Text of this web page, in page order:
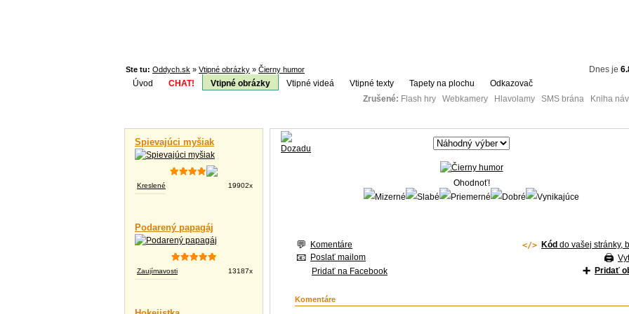
Ste tu: Oddych.sk » Vtipné obrázky » Čierny humor Dnes je
Úvod
CHAT! Vtipné obrázky Vtipné videá Vtipné texty Tapety na plochu
Odkazovač
Zrušené: Flash hry Webkamery Hlavolamy SMS brána Kniha
Spievajúci myšiak
Kreslené 19902x
Podarený papagáj
Zaujímavosti 13187x
Ohodnoť!
Komentáre
Poslať mailom
Pridať na Facebook
Kód do vašej stránky,
Pridať
Komentáre